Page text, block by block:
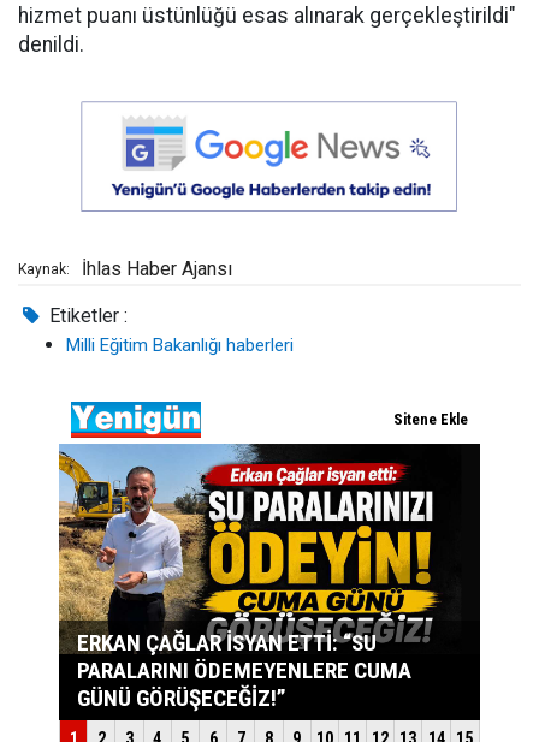
hizmet puanı üstünlüğü esas alınarak gerçekleştirildi"
denildi.
Kaynak: İhlas Haber Ajansı
Etiketler :
Milli Eğitim Bakanlığı haberleri